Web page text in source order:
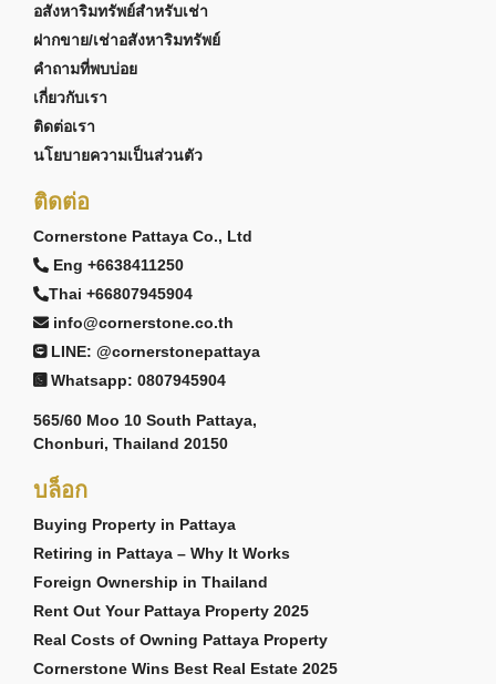
อสังหาริมทรัพย์สำหรับเช่า
ฝากขาย/เช่าอสังหาริมทรัพย์
คำถามที่พบบ่อย
เกี่ยวกับเรา
ติดต่อเรา
นโยบายความเป็นส่วนตัว
ติดต่อ
Cornerstone Pattaya Co., Ltd
Eng +6638411250
Thai +66807945904
info@cornerstone.co.th
LINE: @cornerstonepattaya
Whatsapp: 0807945904
565/60 Moo 10 South Pattaya,
Chonburi, Thailand 20150
บล็อก
Buying Property in Pattaya
Retiring in Pattaya – Why It Works
Foreign Ownership in Thailand
Rent Out Your Pattaya Property 2025
Real Costs of Owning Pattaya Property
Cornerstone Wins Best Real Estate 2025